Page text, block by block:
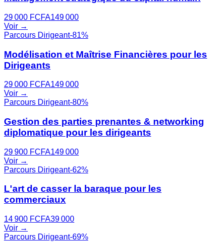
29 000 FCFA149 000
Voir →
Parcours Dirigeant-81%
Modélisation et Maîtrise Financières pour les
Dirigeants
29 000 FCFA149 000
Voir →
Parcours Dirigeant-80%
Gestion des parties prenantes & networking
diplomatique pour les dirigeants
29 900 FCFA149 000
Voir →
Parcours Dirigeant-62%
L'art de casser la baraque pour les
commerciaux
14 900 FCFA39 000
Voir →
Parcours Dirigeant-69%